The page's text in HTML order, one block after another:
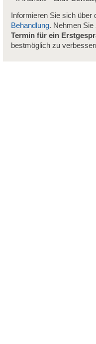
Informieren Sie sich
Behandlung. Nehmen Sie
Termin für ein
bestmöglich zu